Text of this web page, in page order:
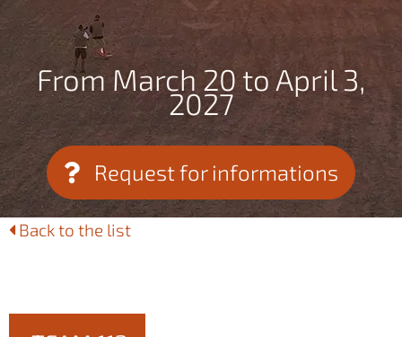
From March 20 to April 3,
2027
Request for informations
Back to the list